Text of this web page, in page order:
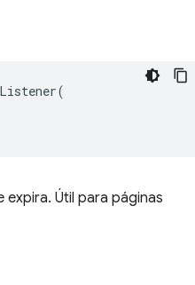
(
expira. Útil para páginas